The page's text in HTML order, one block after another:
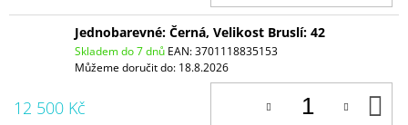
Jednobarevné: Černá, Velikost Bruslí: 42
Skladem do 7 dnů EAN:3701118835153
Můžeme doručit do: 18.8.2026
12 500 Kč